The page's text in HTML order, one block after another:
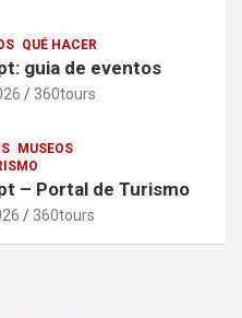
QUÉ HACER
guia de eventos
360tours
MUSEOS
– Portal de Turismo
360tours